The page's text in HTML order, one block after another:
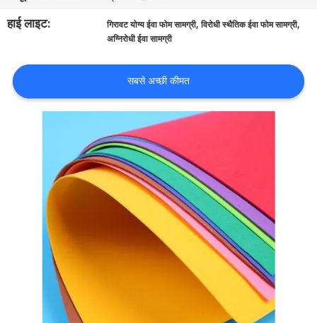
संपर्क
करें
समाचार
अनुरोध
साइटमैप
हाई लाइट:
गिरावट योग्य ईवा फोम सामग्री,विरोधी स्थैतिक ईवा फोम सामग्री,
अग्निरोधी ईवा सामग्री
सबसे अच्छी कीमत